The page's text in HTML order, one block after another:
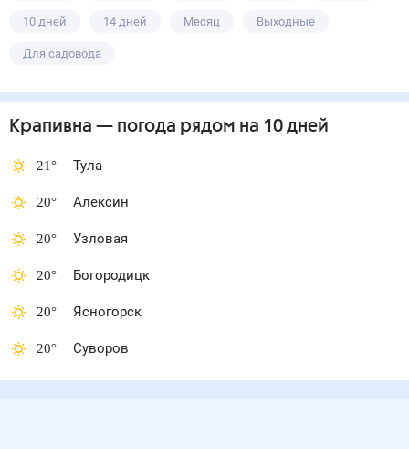
10 дней 14 дней Месяц Выходные
Для садовода
Крапивна — погода рядом на 10 дней
21° Тула
20° Алексин
20° Узловая
20° Богородицк
20° Ясногорск
20° Суворов